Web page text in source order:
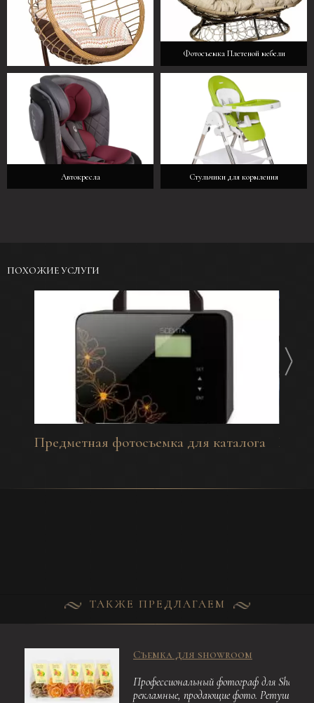
Предметная Фотосъемка Кресел
Фотосъемка Плетеной мебели
Автокресла Стульчики для кормления
ПОХОЖИЕ УСЛУГИ
Предметная фотосъемка для каталога
ТАКЖЕ ПРЕДЛАГАЕМ
Съемка для showroom
Профессиональный фотограф для
рекламные, продающие фото. Ретушь